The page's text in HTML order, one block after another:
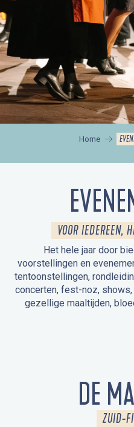
Home
VOOR IEDEREEN,
Het hele jaar door
voorstellingen en
tentoonstellingen,
concerten, fest-noz,
gezellige maaltijden,
DE
ZUID-